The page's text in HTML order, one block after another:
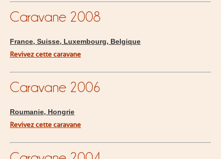
Caravane 2008
France, Suisse, Luxembourg, Belgique
Revivez cette caravane
Caravane 2006
Roumanie, Hongrie
Revivez cette caravane